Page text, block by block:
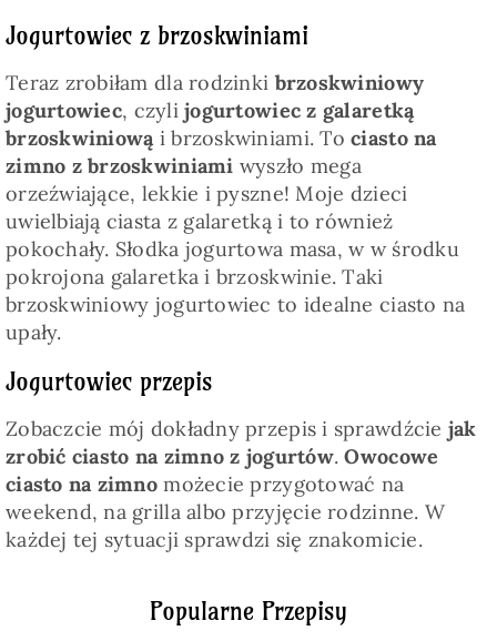
Popularne Przepisy
Jogurtowiec z brzoskwiniami
Teraz zrobiłam dla rodzinki brzoskwiniowy
jogurtowiec, czylijogurtowiec z galaretką
brzoskwiniowąi brzoskwiniami. Tociasto na
zimno z brzoskwiniami wyszło mega
orzeźwiające, lekkie i pyszne! Moje dzieci
uwielbiają ciasta z galaretką i to również
pokochały. Słodka jogurtowa masa, w w środku
pokrojona galaretka i brzoskwinie. Taki
brzoskwiniowy jogurtowiec to idealne ciasto na
upały.
Jogurtowiec przepis
Zobaczcie mój dokładny przepis i sprawdźcie jak
zrobić ciasto na zimno z jogurtów.Owocowe
ciasto na zimno możecie przygotować na
weekend, na grilla albo przyjęcie rodzinne. W
każdej tej sytuacji sprawdzi się znakomicie.